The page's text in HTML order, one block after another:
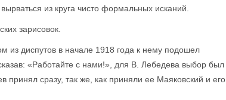
из круга чисто формальных исканий.
зарисовок.
из диспутов в начале 1918 года к нему подошел
«Работайте с нами!», для В. Лебедева выбор был
сразу, так же, как приняли ее Маяковский и его